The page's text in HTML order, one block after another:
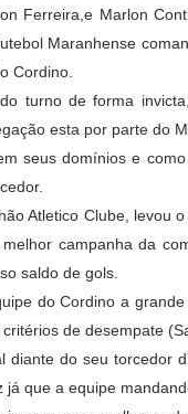
Ferreira,e Marlon
Maranhense
Cordino.
turno de forma
esta por parte do
seus domínios e
Atletico Clube, levou
campanha da
saldo de gols.
do Cordino a
de desempate
do seu torcedor
que a equipe